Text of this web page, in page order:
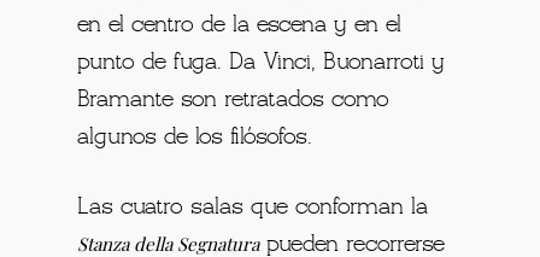
en el centro de la escena y en el
punto de fuga. Da Vinci, Buonarroti y
Bramante son retratados como
algunos de los filósofos.
Las cuatro salas que conforman la
Stanza della Segnaturapueden recorrerse